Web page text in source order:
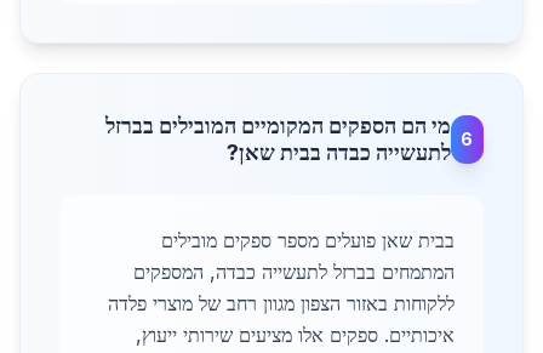
6
מי הם הספקים המקומיים המובילים בברזל
לתעשייה כבדה בבית שאן?
בבית שאן פועלים מספר ספקים מובילים
המתמחים בברזל לתעשייה כבדה, המספקים
ללקוחות באזור הצפון מגוון רחב של מוצרי פלדה
איכותיים. ספקים אלו מציעים שירותי ייעוץ,